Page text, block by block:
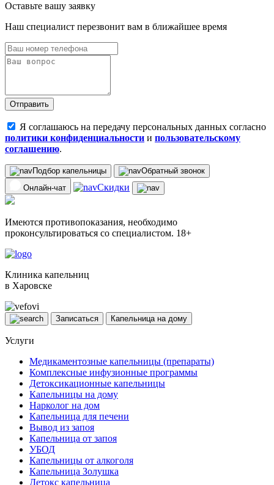
Оставьте вашу заявку
Наш специалист перезвонит вам в ближайшее время
Отправить
Я соглашаюсь на передачу персональных данных согласно
политики конфиденциальности и пользовательскому
соглашению.
Подбор капельницы
Обратный звонок
Онлайн-чат
Скидки
Имеются противопоказания, необходимо
проконсультироваться со специалистом. 18+
Клиника капельниц
в Харовске
Записаться Капельница на дому
Услуги
Медикаментозные капельницы (препараты)
Комплексные инфузионные программы
Детоксикационные капельницы
Капельницы на дому
Нарколог на дом
Капельница для печени
Вывод из запоя
Капельница от запоя
УБОД
Капельницы от алкоголя
Капельница Золушка
Детокс капельница